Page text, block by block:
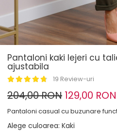
Pantaloni kaki lejeri cu
ajustabila
19 Review-uri
204,00 RON 129,00 RON
Pantaloni casual cu buzunare
Alege culoarea: Kaki